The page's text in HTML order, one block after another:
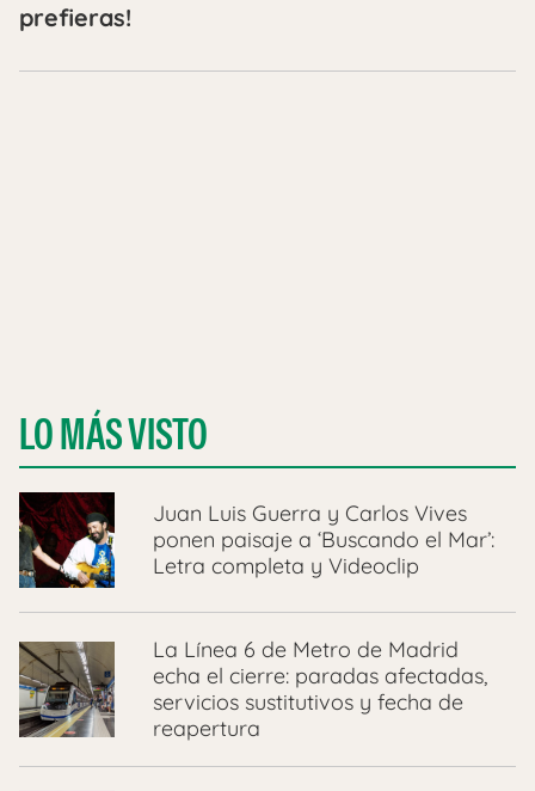
prefieras!
LO MÁS VISTO
Juan Luis Guerra y Carlos Vives
ponen paisaje a ‘Buscando el Mar’:
Letra completa y Videoclip
La Línea 6 de Metro de Madrid
echa el cierre: paradas afectadas,
servicios sustitutivos y fecha de
reapertura